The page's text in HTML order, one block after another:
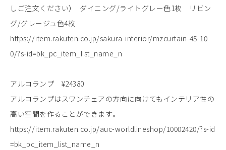
しご注文ください） ダイニング/ライトグレー色1枚 リビン
グ/グレージュ色4枚
https://item.rakuten.co.jp/sakura-interior/mzcurtain-45-10
0/?s-id=bk_pc_item_list_name_n
アルコランプ ¥24380
アルコランプはスワンチェアの方向に向けてもインテリア性の
高い空間を作ることができます。
https://item.rakuten.co.jp/auc-worldlineshop/10002420/?s-id
=bk_pc_item_list_name_n